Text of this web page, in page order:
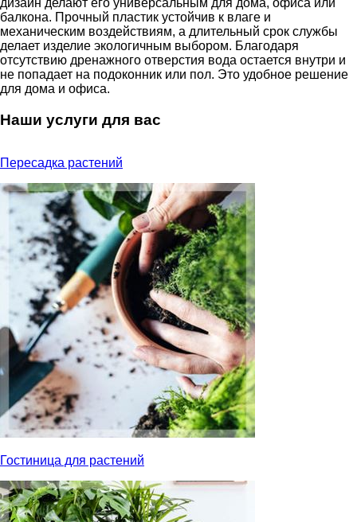
балкона. Прочный пластик устойчив к влаге и
механическим воздействиям, а длительный срок службы
делает изделие экологичным выбором. Благодаря
отсутствию дренажного отверстия вода остается внутри и
не попадает на подоконник или пол. Это удобное решение
для дома и офиса.
Наши услуги для вас
Пересадка растений
Гостиница для растений